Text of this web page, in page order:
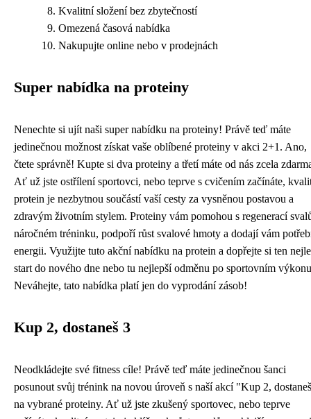
Kvalitní složení bez zbytečností
Omezená časová nabídka
Nakupujte online nebo v prodejnách
Super nabídka na proteiny
Nenechte si ujít naši super nabídku na proteiny! Právě teď máte
jedinečnou možnost získat vaše oblíbené proteiny v akci 2+1. Ano,
čtete správně! Kupte si dva proteiny a třetí máte od nás zcela
Ať už jste ostřílení sportovci, nebo teprve s cvičením začínáte,
protein je nezbytnou součástí vaší cesty za vysněnou postavou a
zdravým životním stylem. Proteiny vám pomohou s regenerací
náročném tréninku, podpoří růst svalové hmoty a dodají vám
energii. Využijte tuto akční nabídku na protein a dopřejte si ten
start do nového dne nebo tu nejlepší odměnu po sportovním
Neváhejte, tato nabídka platí jen do vyprodání zásob!
Kup 2, dostaneš 3
Neodkládejte své fitness cíle! Právě teď máte jedinečnou šanci
posunout svůj trénink na novou úroveň s naší akcí "Kup 2,
na vybrané proteiny. Ať už jste zkušený sportovec, nebo teprve